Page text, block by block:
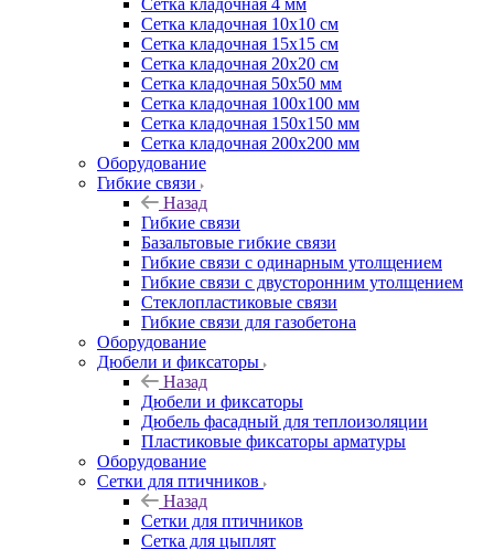
Сетка кладочная 4 мм
Сетка кладочная 10x10 см
Сетка кладочная 15x15 см
Сетка кладочная 20x20 см
Сетка кладочная 50x50 мм
Сетка кладочная 100x100 мм
Сетка кладочная 150x150 мм
Сетка кладочная 200x200 мм
Оборудование
Гибкие связи
Назад
Гибкие связи
Базальтовые гибкие связи
Гибкие связи с одинарным утолщением
Гибкие связи с двусторонним утолщением
Стеклопластиковые связи
Гибкие связи для газобетона
Оборудование
Дюбели и фиксаторы
Назад
Дюбели и фиксаторы
Дюбель фасадный для теплоизоляции
Пластиковые фиксаторы арматуры
Оборудование
Сетки для птичников
Назад
Сетки для птичников
Сетка для цыплят